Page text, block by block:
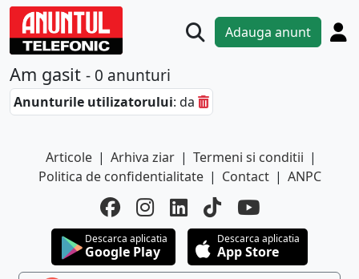
Adauga anunt
Am gasit - 0 anunturi
Anunturile utilizatorului: da
Articole | Arhiva ziar | Termeni si conditii |
Politica de confidentialitate | Contact | ANPC
Descarca aplicatia
Google Play
Descarca aplicatia
App Store